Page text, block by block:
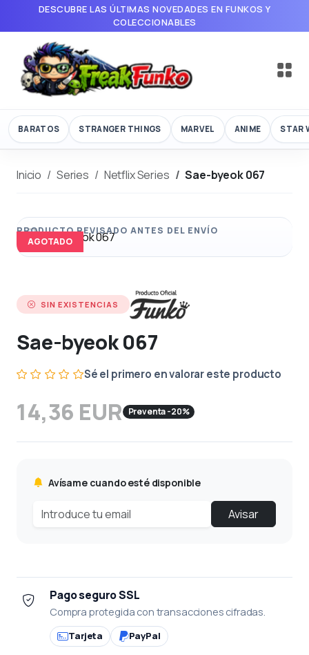
DESCUBRE LAS ÚLTIMAS NOVEDADES EN FUNKOS Y
COLECCIONABLES
BARATOS STRANGER THINGS MARVEL ANIME STAR
Inicio Series Netflix Series Sae-byeok 067
AGOTADO
SIN EXISTENCIAS
Sae-byeok 067
Sé el primero en valorar este producto
14,36 EUR Preventa -20%
Avísame cuando esté disponible
Avisar
Pago seguro SSL
Compra protegida con transacciones cifradas.
Tarjeta PayPal